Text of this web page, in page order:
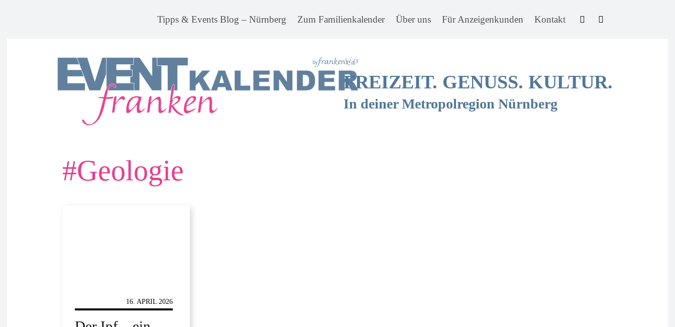
Tipps & Events Blog – Nürnberg Zum Familienkalender Über uns Für Anzeigenkunden Kontakt
FREIZEIT. GENUSS. KULTUR.
In deiner Metropolregion Nürnberg
#Geologie
16. APRIL 2026